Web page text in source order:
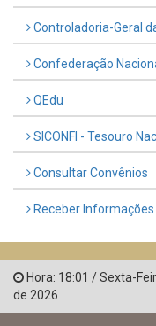
Controladoria-Geral
Confederação
QEdu
SICONFI - Tesouro
Consultar Convênios
Receber
Hora: 18:01 /Sexta-
de 2026